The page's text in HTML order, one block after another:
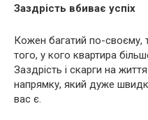
Заздрість вбиває успіх
Кожен багатий по-своєму,
того, у кого квартира
Заздрість і скарги на
напрямку, який дуже
вас є.